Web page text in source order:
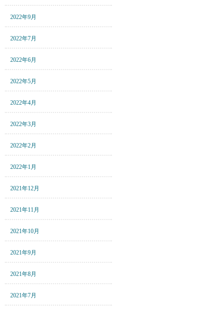
2022年9月
2022年7月
2022年6月
2022年5月
2022年4月
2022年3月
2022年2月
2022年1月
2021年12月
2021年11月
2021年10月
2021年9月
2021年8月
2021年7月